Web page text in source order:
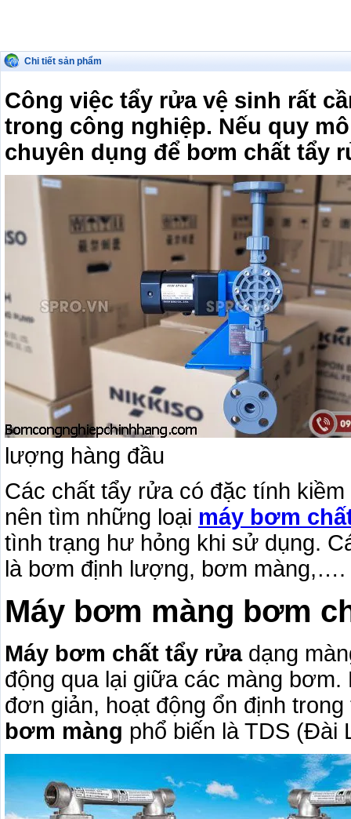
Chi tiết sản phẩm
Công việc tẩy rửa vệ sinh rất
trong công nghiệp. Nếu quy
chuyên dụng để bơm chất tẩy
lượng hàng đầu
Các chất tẩy rửa có đặc tính
nên tìm những loại máy bơm
tình trạng hư hỏng khi sử dụng.
là bơm định lượng, bơm màng,….
Máy bơm màng bơm
Máy bơm chất tẩy rửadạng
động qua lại giữa các màng
đơn giản, hoạt động ổn định
bơm màng phổ biến là TDS (Đài